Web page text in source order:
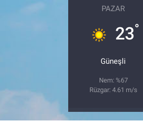
PAZAR
23°
Güneşli
Nem: %67
Rüzgar: 4.61 m/s